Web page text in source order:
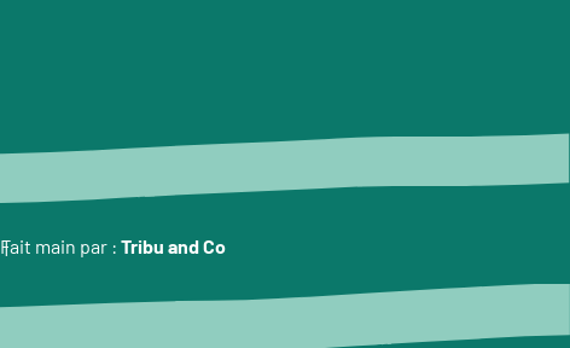
Fait main par : Tribu and Co